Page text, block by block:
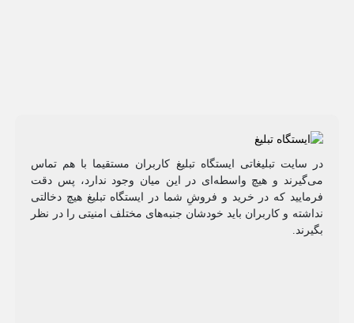
در سایت تبلیغاتی ایستگاه تبلیغ کاربران مستقیما با هم تماس
می‌گیرند و هیچ واسطه‌ای در این میان وجود ندارد، پس دقت
فرمایید که در خرید و فروشِ شما در ایستگاه تبلیغ هیچ دخالتی
نداشته و کاربران باید خودشان جنبه‌های مختلف امنیتی را در نظر
بگیرند.